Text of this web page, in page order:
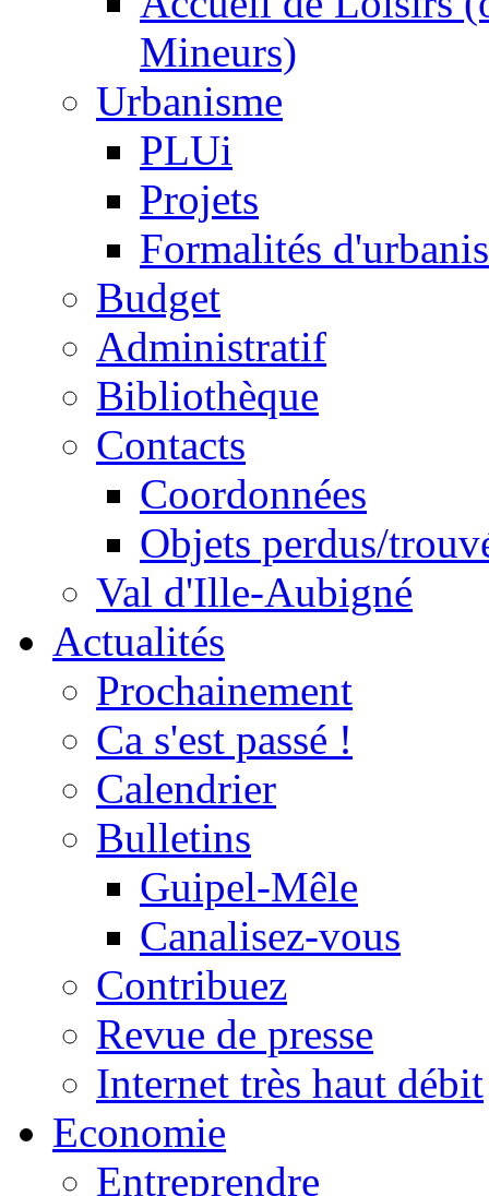
Mineurs)
Urbanisme
PLUi
Projets
Formalités
Budget
Administratif
Bibliothèque
Contacts
Coordonnées
Objets perdus/
Val d'Ille-Aubigné
Actualités
Prochainement
Ca s'est passé !
Calendrier
Bulletins
Guipel-Mêle
Canalisez-vous
Contribuez
Revue de presse
Internet très haut débit
Economie
Entreprendre